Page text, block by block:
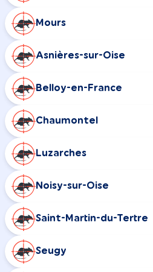
Mours
Asnières-sur-Oise
Belloy-en-France
Chaumontel
Luzarches
Noisy-sur-Oise
Saint-Martin-du-Tertre
Seugy